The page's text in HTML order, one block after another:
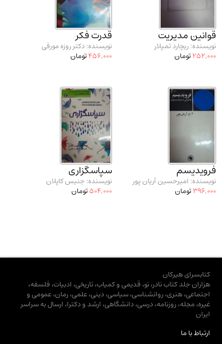
قوانین مدیریت
نویسنده: ریچارد تمپلار
252,000تومان
قدرت فکر
نویسنده: دکتر روزه مورفی
456,000تومان
فرویدیسم
نویسنده: امیرحسین آریان پور
396,000تومان
سپاسگزاری
نویسنده: جنیس کاپلان
504,000تومان
کتابسرای هیرکان
هزاران جلد کتاب نادر، نو، قدیمی و کمیاب، تاریخی، ادبیات، فلسفه،
اجتماعی، هنری، روانشناسی، سیاسی، دینی، علمی، رمان، عمومی و
غیره، مجله، روزنامه، درسی، دانشگاهی، ارشد و دکترا، ارسال به سراسر
ایران
ارتباط با ما